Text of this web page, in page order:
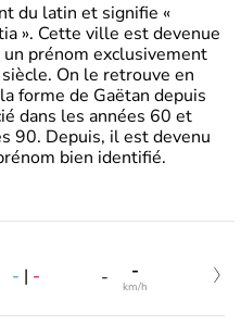
du latin et signifie «
». Cette ville est devenue
prénom exclusivement
On le retrouve en
forme de Gaëtan depuis
dans les années 60 et
90. Depuis, il est devenu
bien identifié.
- | - - -
km/h